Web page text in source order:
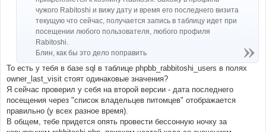
чужого Rabitoshi и вижу дату и время его последнего визита
текущую что сейчас, получается запись в таблицу идет при
посещении любого пользователя, любого профиля
Rabitoshi.
Блин, как бы это дело поправить
То есть у тебя в базе sql в таблице phpbb_rabbitoshi_users в полях
owner_last_visit стоят одинаковые значения?
Я сейчас проверил у себя на второй версии - дата последнего
посещения через "список владельцев питомцев" отображается
правильно (у всех разное время).
В общем, тебе придется опять провести бессонную ночку за